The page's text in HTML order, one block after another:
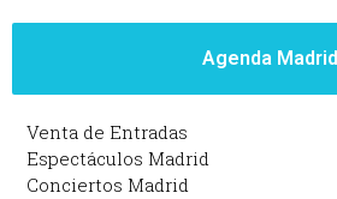
Agenda Madrid
Venta de Entradas
Espectáculos Madrid
Conciertos Madrid